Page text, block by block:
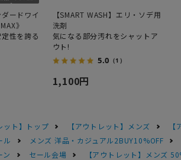
ードワイ
》
性を誇る
【SMART WASH】エリ・ソデ用
洗剤
気になる部分汚れをシャットア
ウト!
5.0 （1）
1,100円
ット】トップ 【アウトレット】メンズ
ル
メンズ 洋品・カジュアル2BUY10%OFF
ン セール会場 【アウトレット】メンズ